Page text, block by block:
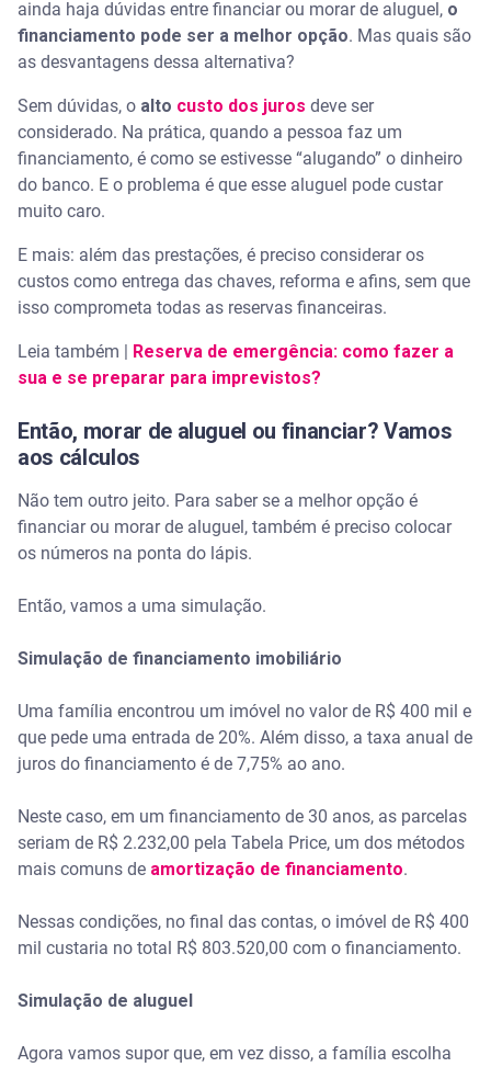
ainda haja dúvidas entre financiar ou morar de aluguel, o
financiamento pode ser a melhor opção. Mas quais são
as desvantagens dessa alternativa?
Sem dúvidas, o alto custo dos juros deve ser
considerado. Na prática, quando a pessoa faz um
financiamento, é como se estivesse “alugando” o dinheiro
do banco. E o problema é que esse aluguel pode custar
muito caro.
E mais: além das prestações, é preciso considerar os
custos como entrega das chaves, reforma e afins, sem que
isso comprometa todas as reservas financeiras.
Leia também | Reserva de emergência: como fazer a
sua e se preparar para imprevistos?
Então, morar de aluguel ou financiar? Vamos
aos cálculos
Não tem outro jeito. Para saber se a melhor opção é
financiar ou morar de aluguel, também é preciso colocar
os números na ponta do lápis.
Então, vamos a uma simulação.
Simulação de financiamento imobiliário
Uma família encontrou um imóvel no valor de R$ 400 mil e
que pede uma entrada de 20%. Além disso, a taxa anual de
juros do financiamento é de 7,75% ao ano.
Neste caso, em um financiamento de 30 anos, as parcelas
seriam de R$ 2.232,00 pela Tabela Price, um dos métodos
mais comuns de amortização de financiamento.
Nessas condições, no final das contas, o imóvel de R$ 400
mil custaria no total R$ 803.520,00 com o financiamento.
Simulação de aluguel
Agora vamos supor que, em vez disso, a família escolha